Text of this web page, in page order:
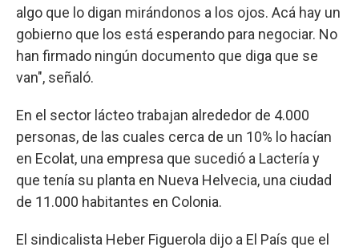
algo que lo digan mirándonos a los ojos. Acá hay un
gobierno que los está esperando para negociar. No
han firmado ningún documento que diga que se
van", señaló.
En el sector lácteo trabajan alrededor de 4.000
personas, de las cuales cerca de un 10% lo hacían
en Ecolat, una empresa que sucedió a Lactería y
que tenía su planta en Nueva Helvecia, una ciudad
de 11.000 habitantes en Colonia.
El sindicalista Heber Figuerola dijo a El País que el